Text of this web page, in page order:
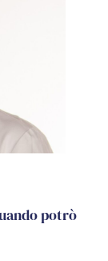
potrò